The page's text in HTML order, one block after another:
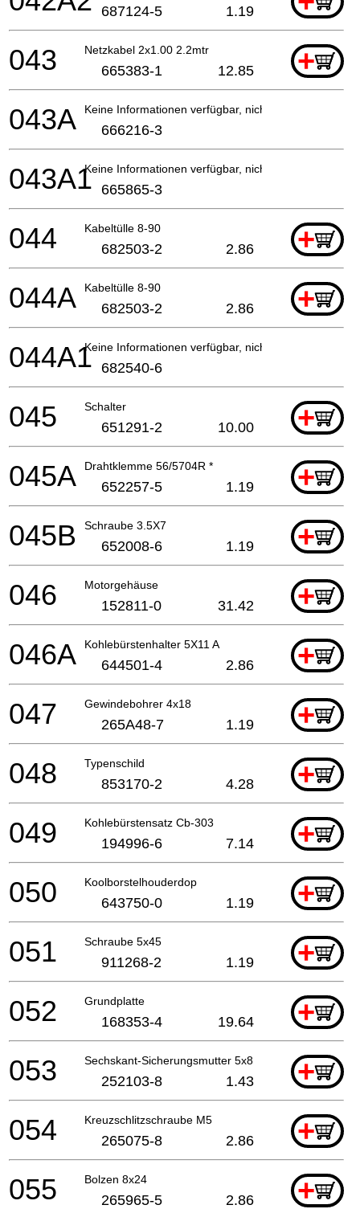
687124-5 1.19
Netzkabel 2x1.00 2.2mtr +
043 665383-1 12.85
Keine Informationen verfügbar, nicht bestellbar
043A 666216-3
Keine Informationen verfügbar, nicht bestellbar
043A1 665865-3
Kabeltülle 8-90 +
044 682503-2 2.86
Kabeltülle 8-90 +
044A 682503-2 2.86
Keine Informationen verfügbar, nicht bestellbar
044A1 682540-6
Schalter +
045 651291-2 10.00
Drahtklemme 56/5704R * +
045A 652257-5 1.19
Schraube 3.5X7 +
045B 652008-6 1.19
Motorgehäuse +
046 152811-0 31.42
Kohlebürstenhalter 5X11 A +
046A 644501-4 2.86
Gewindebohrer 4x18 +
047 265A48-7 1.19
Typenschild +
048 853170-2 4.28
Kohlebürstensatz Cb-303 +
049 194996-6 7.14
Koolborstelhouderdop +
050 643750-0 1.19
Schraube 5x45 +
051 911268-2 1.19
Grundplatte +
052 168353-4 19.64
Sechskant-Sicherungsmutter 5x8 +
053 252103-8 1.43
Kreuzschlitzschraube M5 +
054 265075-8 2.86
Bolzen 8x24 +
055 265965-5 2.86